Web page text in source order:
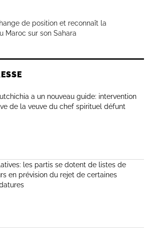
de position et reconnaît la
Maroc sur son Sahara
a un nouveau guide: intervention
de la veuve du chef spirituel défunt
les partis se dotent de listes de
en prévision du rejet de certaines